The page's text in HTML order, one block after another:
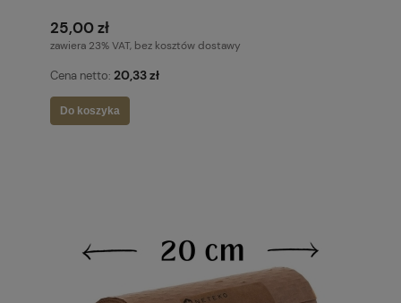
25,00 zł
zawiera 23% VAT, bez kosztów dostawy
Cena netto: 20,33 zł
Do koszyka